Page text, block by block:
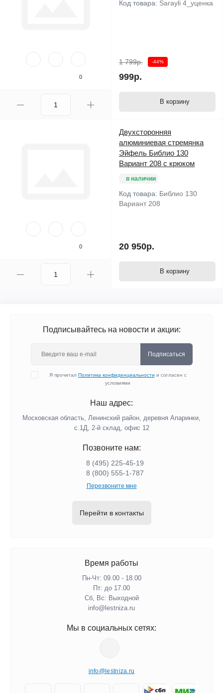
0
Код товара: Sarayli 4_уценка
1 799р. -44%
999р.
В корзину
0
Двухсторонняя
алюминиевая стремянка
Эйфель Библио 130
Вариант 208 с крюком
в наличии
Код товара: Библио 130
Вариант 208
20 950р.
В корзину
Подписывайтесь на новости и акции:
Подписаться
Я прочитал Политика конфиденциальности и согласен с
условиями
Наш адрес:
Московская область, Ленинский район, деревня Апаринки,
с.1Д, 2-й склад, офис 12
Позвоните нам:
8 (495) 225-45-19
8 (800) 555-1-787
Перезвоните мне
Перейти в контакты
Время работы
Пн-Чт: 09.00 - 18.00
Пт: до 17.00
Сб, Вс: Выходной
info@lestniza.ru
Мы в социальных сетях:
info@lestniza.ru